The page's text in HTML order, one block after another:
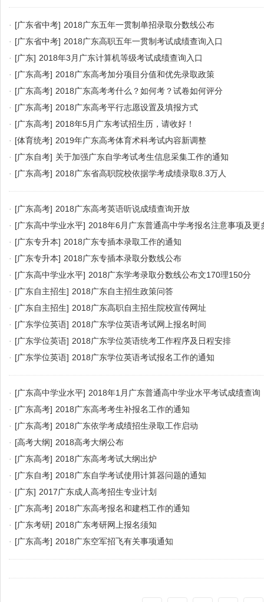
· [广东省中考] 2018广东五年一贯制单招录取分数线公布
· [广东省中考] 2018广东高职五年一贯制考试成绩查询入口
· [广东] 2018年3月广东计算机等级考试成绩查询入口
· [广东高考] 2018广东高考加分项目分值和优先录取政策
· [广东高考] 2018广东高考考什么？如何考？试卷如何评分
· [广东高考] 2018广东高考平行志愿设置及填报方式
· [广东高考] 2018年5月广东考试招生历，请收好！
· [体育统考] 2019年广东高考体育术科考试内容新调整
· [广东自考] 关于加强广东自学考试考生信息采集工作的通知
· [广东高考] 2018广东省高职院校依据学考成绩录取8.3万人
· [广东高考] 2018广东高考英语听说成绩查询开放
· [广东高中学业水平] 2018年6月广东普通高中学考报名注意事项及更
· [广东专升本] 2018广东专插本录取工作的通知
· [广东专升本] 2018广东专插本录取分数线公布
· [广东高中学业水平] 2018广东学考录取分数线公布文170理150分
· [广东自主招生] 2018广东自主招生政策问答
· [广东自主招生] 2018广东高职自主招生院校宣传网址
· [广东学位英语] 2018广东学位英语考试网上报名时间
· [广东学位英语] 2018广东学位英语统考工作程序及日程安排
· [广东学位英语] 2018广东学位英语考试报名工作的通知
· [广东高中学业水平] 2018年1月广东普通高中学业水平考试成绩查询
· [广东高考] 2018广东高考考生补报名工作的通知
· [广东高考] 2018广东依学考成绩招生录取工作启动
· [高考大纲] 2018高考大纲公布
· [广东高考] 2018广东高考考试大纲出炉
· [广东自考] 2018广东自学考试使用计算器问题的通知
· [广东] 2017广东成人高考招生专业计划
· [广东高考] 2018广东高考报名和建档工作的通知
· [广东考研] 2018广东考研网上报名须知
· [广东高考] 2018广东空军招飞有关事项通知